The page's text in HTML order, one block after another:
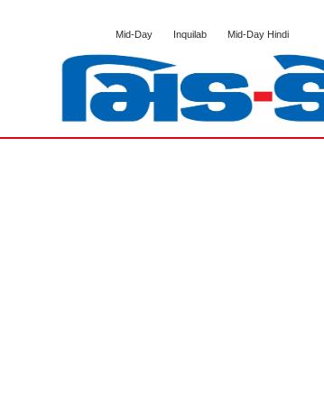
Mid-Day Inquilab Mid-Day Hindi